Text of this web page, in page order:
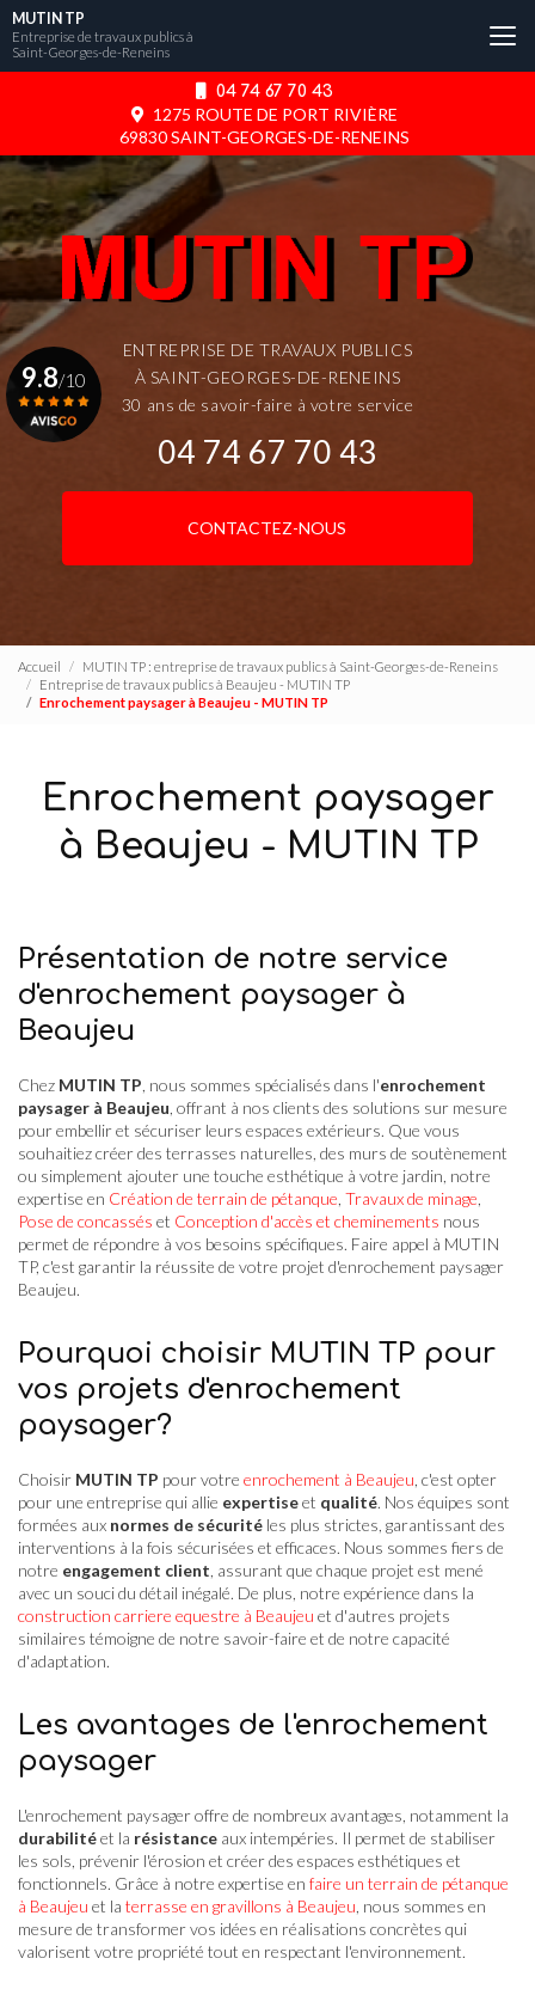
Aller
au
contenu
04 74 67 70 43
1275 ROUTE DE PORT RIVIÈRE
69830 SAINT-GEORGES-DE-RENEINS
MUTIN TP
Entreprise de travaux publics à
Saint-Georges-de-Reneins
ENTREPRISE DE TRAVAUX PUBLICS
À SAINT-GEORGES-DE-RENEINS
30 ans de savoir-faire à votre service
04 74 67 70 43
CONTACTEZ-NOUS
9.8/10
Accueil
MUTIN TP : entreprise de travaux publics à Saint-Georges-de-Reneins
Entreprise de travaux publics à Beaujeu - MUTIN TP
Enrochement paysager à Beaujeu - MUTIN TP
Enrochement paysager
à Beaujeu - MUTIN TP
Présentation de notre service
d'enrochement paysager à
Beaujeu
Chez MUTIN TP , nous sommes spécialisés dans l'enrochement
paysager à Beaujeu , offrant à nos clients des solutions sur mesure
pour embellir et sécuriser leurs espaces extérieurs. Que vous
souhaitiez créer des terrasses naturelles, des murs de soutènement
ou simplement ajouter une touche esthétique à votre jardin, notre
expertise en Création de terrain de pétanque Travaux de minage
Pose de concassés et Conception d'accès et cheminements nous
permet de répondre à vos besoins spécifiques. Faire appel à MUTIN
TP, c'est garantir la réussite de votre projet d'enrochement paysager
Beaujeu.
Pourquoi choisir MUTIN TP pour
vos projets d'enrochement
paysager?
Choisir MUTIN TP pour votre enrochement à Beaujeu , c'est opter
pour une entreprise qui allie expertiseet qualité. Nos équipes sont
formées aux normes de sécurité les plus strictes, garantissant des
interventions à la fois sécurisées et efficaces. Nous sommes fiers de
notre engagement client , assurant que chaque projet est mené
avec un souci du détail inégalé. De plus, notre expérience dans la
construction carriere equestre à Beaujeu et d'autres projets
similaires témoigne de notre savoir-faire et de notre capacité
d'adaptation.
Les avantages de l'enrochement
paysager
L'enrochement paysager offre de nombreux avantages, notamment la
durabilitéet la résistance aux intempéries. Il permet de stabiliser
les sols, prévenir l'érosion et créer des espaces esthétiques et
fonctionnels. Grâce à notre expertise en faire un terrain de pétanque
à Beaujeu et la terrasse en gravillons à Beaujeu , nous sommes en
mesure de transformer vos idées en réalisations concrètes qui
valorisent votre propriété tout en respectant l'environnement.